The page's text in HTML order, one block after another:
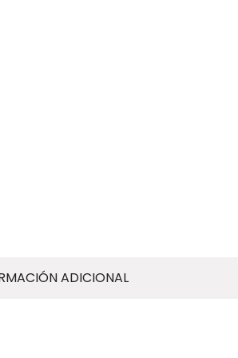
ADICIONAL